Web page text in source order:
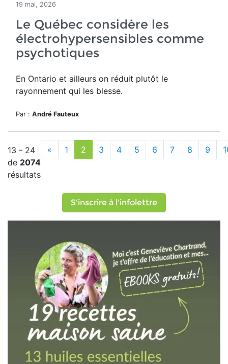
19 mai, 2026
Le Québec considère les
électrohypersensibles comme
psychotiques
En Ontario et ailleurs on réduit plutôt le
rayonnement qui les blesse.
Par : André Fauteux
13 - 24
de 2074
résultats
« 1 2 3 4 5 6 7 8 9
S'inscrire à l'infolettre